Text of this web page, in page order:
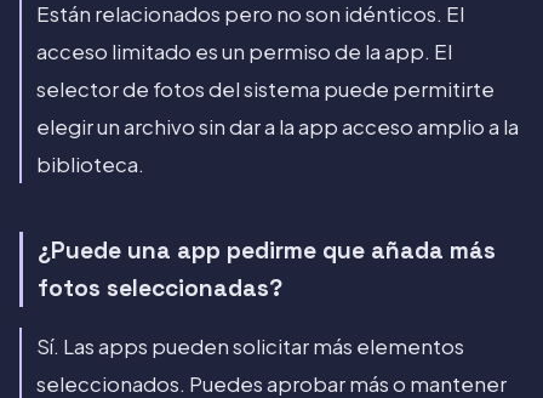
Están relacionados pero no son idénticos. El
acceso limitado es un permiso de la app. El
selector de fotos del sistema puede permitirte
elegir un archivo sin dar a la app acceso amplio a la
biblioteca.
¿Puede una app pedirme que añada más
fotos seleccionadas?
Sí. Las apps pueden solicitar más elementos
seleccionados. Puedes aprobar más o mantener